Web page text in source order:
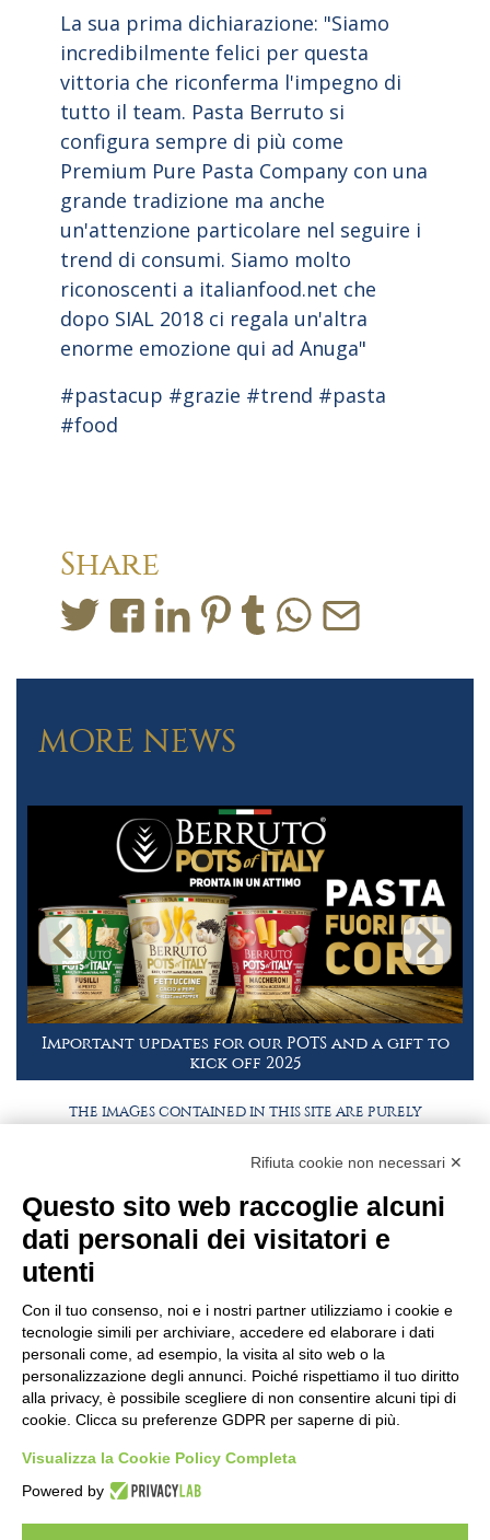
La sua prima dichiarazione: "Siamo
incredibilmente felici per questa
vittoria che riconferma l'impegno di
tutto il team. Pasta Berruto si
configura sempre di più come
Premium Pure Pasta Company con una
grande tradizione ma anche
un'attenzione particolare nel seguire i
trend di consumi. Siamo molto
riconoscenti a italianfood.net che
dopo SIAL 2018 ci regala un'altra
enorme emozione qui ad Anuga"
#pastacup #grazie #trend #pasta
#food
Share
MORE NEWS
Important updates for our POTS and a gift to
kick off 2025
THE IMAGES CONTAINED IN THIS SITE ARE PURELY
DIFFER FROM THE IMAGES
WORK WITH US
BEST PARTNER AREA
PRIVACY POLICY
VIA SOMMARIVA N.139/141
Rifiuta cookie non necessari ✕
Questo sito web raccoglie alcuni
dati personali dei visitatori e
utenti
Con il tuo consenso, noi e i nostri partner utilizziamo i cookie e
tecnologie simili per archiviare, accedere ed elaborare i dati
personali come, ad esempio, la visita al sito web o la
personalizzazione degli annunci. Poiché rispettiamo il tuo diritto
alla privacy, è possibile scegliere di non consentire alcuni tipi di
cookie. Clicca su preferenze GDPR per saperne di più.
Visualizza la Cookie Policy Completa
Powered by